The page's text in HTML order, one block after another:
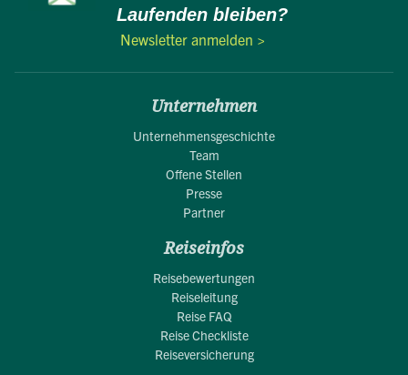
Laufenden bleiben?
Newsletter anmelden >
Unternehmen
Unternehmensgeschichte
Team
Offene Stellen
Presse
Partner
Reiseinfos
Reisebewertungen
Reiseleitung
Reise FAQ
Reise Checkliste
Reiseversicherung